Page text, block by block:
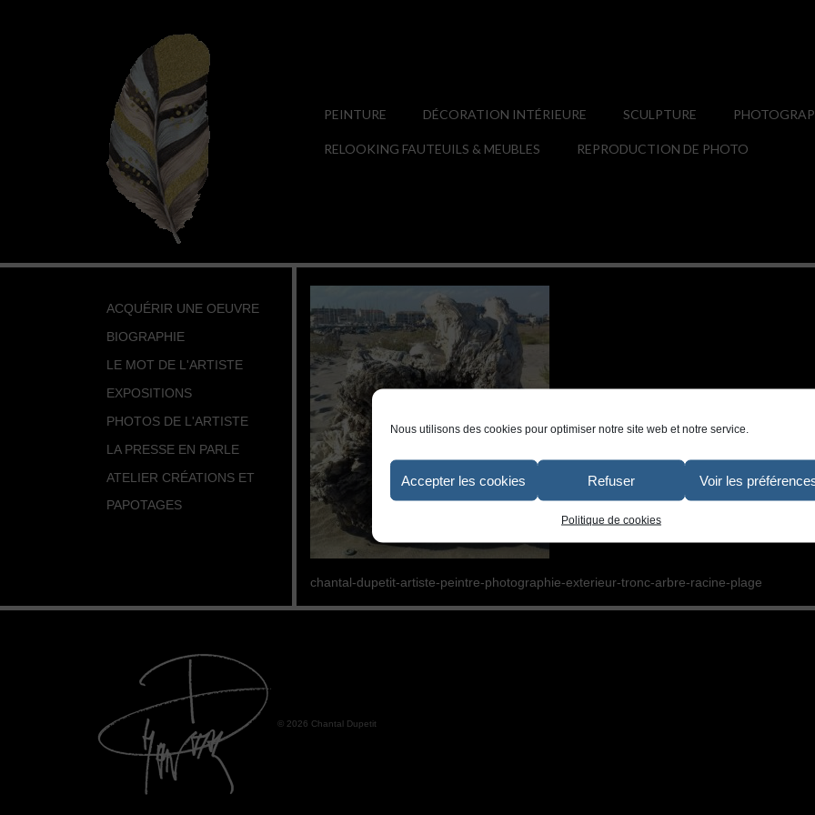
Nous utilisons des cookies pour optimiser notre site web et notre service.
Accepter les cookies Refuser Voir les
Politique de cookies
PEINTURE DÉCORATION INTÉRIEURE SCULPTURE
RELOOKING FAUTEUILS & MEUBLES REPRODUCTION DE PHOTO
chantal-dupetit-artiste-peintre-photographie-exterieur-tronc-arbre-racine-plage
ACQUÉRIR UNE OEUVRE
BIOGRAPHIE
LE MOT DE L'ARTISTE
EXPOSITIONS
PHOTOS DE L'ARTISTE
LA PRESSE EN PARLE
ATELIER CRÉATIONS ET
PAPOTAGES
© 2026 Chantal Dupetit